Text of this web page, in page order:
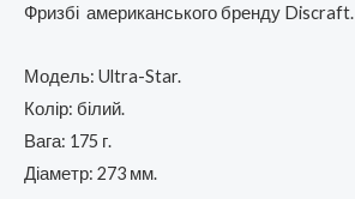
Фризбі американського бренду Discraft.
Модель: Ultra-Star.
Колір: білий.
Вага: 175 г.
Діаметр: 273 мм.